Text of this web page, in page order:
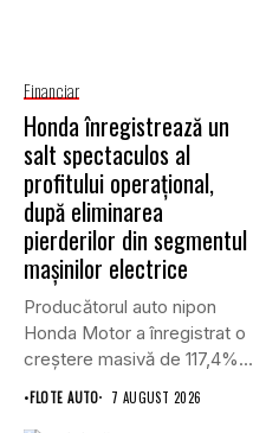
Financiar
Honda înregistrează un
salt spectaculos al
profitului operațional,
după eliminarea
pierderilor din segmentul
mașinilor electrice
Producătorul auto nipon
Honda Motor a înregistrat o
creștere masivă de 117,4%...
•FLOTE AUTO 7 AUGUST 2026